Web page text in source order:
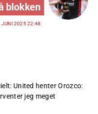
blokken
JUNI 2025 22:48
United henter Orozco:
jeg meget